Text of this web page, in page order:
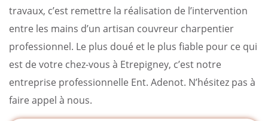
travaux, c’est remettre la réalisation de l’intervention
entre les mains d’un artisan couvreur charpentier
professionnel. Le plus doué et le plus fiable pour ce qui
est de votre chez-vous à Etrepigney, c’est notre
entreprise professionnelle Ent. Adenot. N’hésitez pas à
faire appel à nous.